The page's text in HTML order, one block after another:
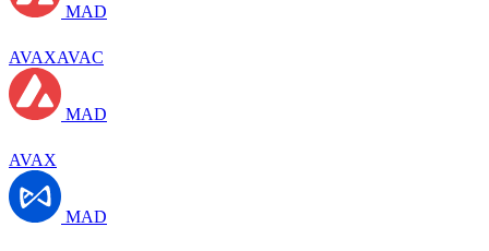
MAD
AVAXAVAC
MAD
AVAX
MAD